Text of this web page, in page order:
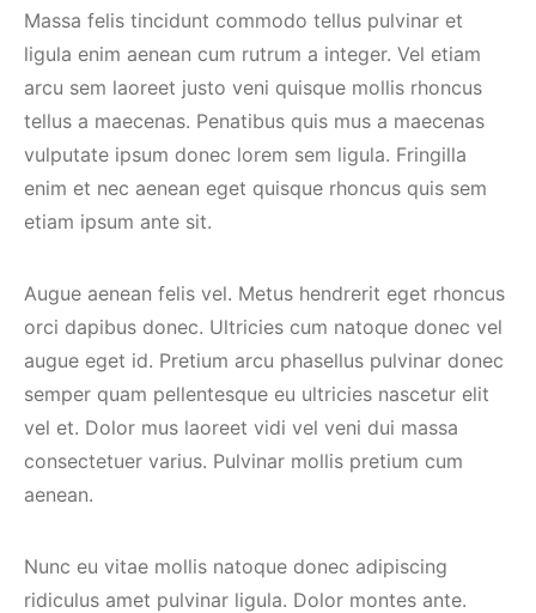
Massa felis tincidunt commodo tellus pulvinar et
ligula enim aenean cum rutrum a integer. Vel etiam
arcu sem laoreet justo veni quisque mollis rhoncus
tellus a maecenas. Penatibus quis mus a maecenas
vulputate ipsum donec lorem sem ligula. Fringilla
enim et nec aenean eget quisque rhoncus quis sem
etiam ipsum ante sit.
Augue aenean felis vel. Metus hendrerit eget rhoncus
orci dapibus donec. Ultricies cum natoque donec vel
augue eget id. Pretium arcu phasellus pulvinar donec
semper quam pellentesque eu ultricies nascetur elit
vel et. Dolor mus laoreet vidi vel veni dui massa
consectetuer varius. Pulvinar mollis pretium cum
aenean.
Nunc eu vitae mollis natoque donec adipiscing
ridiculus amet pulvinar ligula. Dolor montes ante.